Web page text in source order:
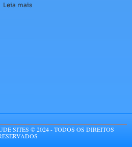
Leia mais
SITES © 2024 - TODOS OS DIREITOS